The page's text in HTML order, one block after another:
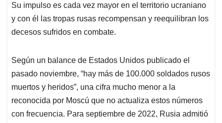
Su impulso es cada vez mayor en el territorio ucraniano
y con él las tropas rusas recompensan y reequilibran los
decesos sufridos en combate.
Según un balance de Estados Unidos publicado el
pasado noviembre, “hay más de 100.000 soldados rusos
muertos y heridos”, una cifra mucho menor a la
reconocida por Moscú que no actualiza estos números
con frecuencia. Para septiembre de 2022, Rusia admitió